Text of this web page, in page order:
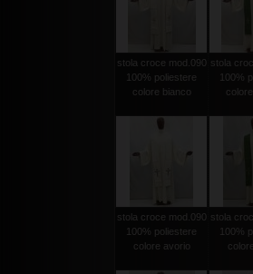
stola croce mod.090
100% poliestere
colore bianco
stola
100%
stola croce mod.090
100% poliestere
colore avorio
stola
100%